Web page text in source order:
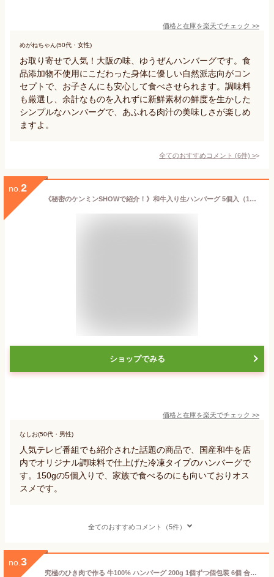
価格と在庫を楽天でチェック >>
めがねちゃん(50代・女性)
お取り寄せで人気！大阪の味、ゆうぜんハンバーグです。食
品添加物不使用にこだわった身体に優しい自然派志向がコン
セプトで、お子さんにも安心して食べさせられます。調味料
も厳選し、余計なものを入れずに新鮮素材の鮮度を生かした
シンプルなハンバーグで、あふれる肉汁の美味しさが楽しめ
ますよ。
全てのおすすめコメント (6件) >
no. 2
《秘密のケンミンSHOWで紹介！》和牛入り生ハンバーグ 5個入（150g×5個） ステーキ 美味しい ビーフ お取り寄せグルメ 冷凍 ギフト 肉 牛肉 国産牛 プレゼント 贈り物 お礼 人気 送料無料 6815050100310
ショップでみる
価格と在庫を楽天でチェック >>
なしお(50代・男性)
人気テレビ番組でも紹介された話題の商品で、国産和牛を店
内でオリジナル調味料で仕上げた冷凍タイプのハンバーグで
す。150gの5個入りで、家族で食べるのにも向いておりオス
スメです。
全てのおすすめコメント（5件）
no. 3
究極のひき肉で作る 牛100% ハンバーグ 200g 1個ずつ個包装 6個 合計1.2kg オリジナルソース付き | 牛肉100% 冷凍 ギフト 父の日 食べ物 お取り寄せ 美味しい ビーフハンバーグ 牛肉ハンバーグ 熨斗 bonbori 送料無料